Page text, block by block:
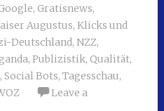
, Gratisnews,
Augustus, Klicks und
Deutschland, NZZ,
, Publizistik, Qualität,
, Social Bots, Tagesschau,
Leave a